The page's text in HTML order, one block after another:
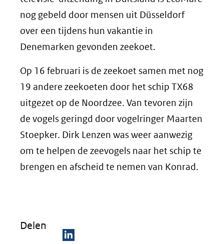
nog gebeld door mensen uit Düsseldorf
over een tijdens hun vakantie in
Denemarken gevonden zeekoet.
Op 16 februari is de zeekoet samen met nog
19 andere zeekoeten door het schip TX68
uitgezet op de Noordzee. Van tevoren zijn
de vogels geringd door vogelringer Maarten
Stoepker. Dirk Lenzen was weer aanwezig
om te helpen de zeevogels naar het schip te
brengen en afscheid te nemen van Konrad.
Delen